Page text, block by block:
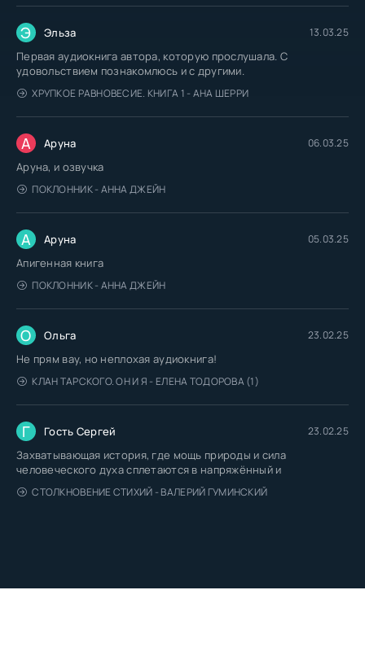
Э Эльза 13.03.25
Первая аудиокнига автора, которую прослушала. С
удовольствием познакомлюсь и с другими.
ХРУПКОЕ РАВНОВЕСИЕ. КНИГА 1 - АНА ШЕРРИ
А Аруна 06.03.25
Аруна, и озвучка
ПОКЛОННИК - АННА ДЖЕЙН
А Аруна 05.03.25
Апигенная книга
ПОКЛОННИК - АННА ДЖЕЙН
О Ольга 23.02.25
Не прям вау, но неплохая аудиокнига!
КЛАН ТАРСКОГО. ОН И Я - ЕЛЕНА ТОДОРОВА (1)
Г Гость Сергей 23.02.25
Захватывающая история, где мощь природы и сила
человеческого духа сплетаются в напряжённый и
СТОЛКНОВЕНИЕ СТИХИЙ - ВАЛЕРИЙ ГУМИНСКИЙ